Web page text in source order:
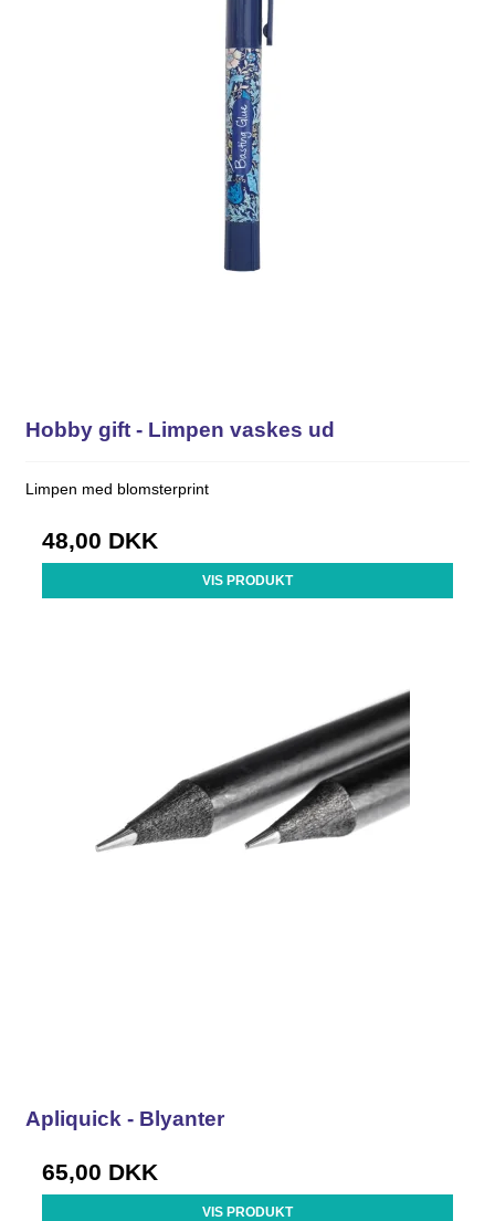
Hobby gift - Limpen vaskes ud
Limpen med blomsterprint
48,00 DKK
VIS PRODUKT
Apliquick - Blyanter
65,00 DKK
VIS PRODUKT